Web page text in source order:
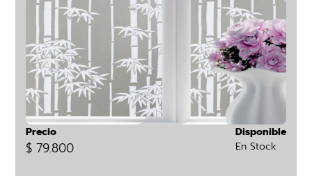
Precio
$ 79.800
Disponible
En Stock